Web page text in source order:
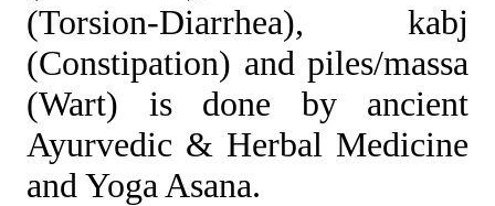
(Torsion-Diarrhea), kabj
(Constipation) and piles/massa
(Wart) is done by ancient
Ayurvedic & Herbal Medicine
and Yoga Asana.